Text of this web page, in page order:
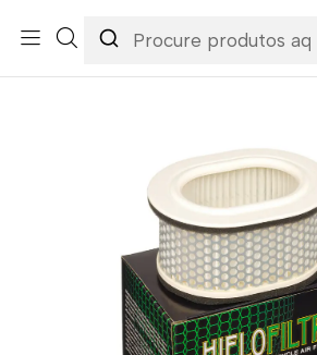
Manutenção & Consumíveis
Filtros
Filtro Ar Hiflofiltro - HFA4606